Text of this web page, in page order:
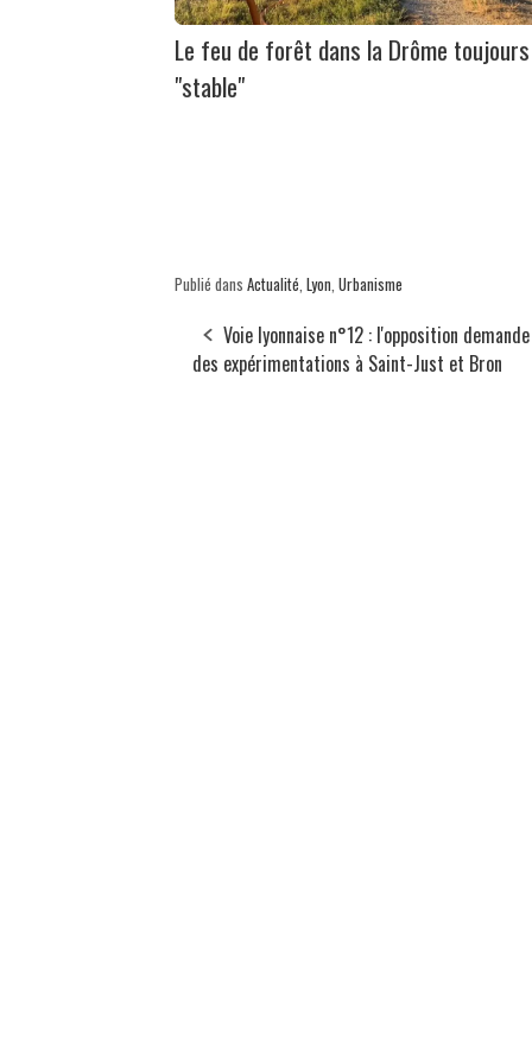
Le feu de forêt dans la Drôme toujours
"stable"
Publié dans Actualité, Lyon, Urbanisme
Voie lyonnaise n°12 : l'opposition
des expérimentations à Saint-Just et Bron